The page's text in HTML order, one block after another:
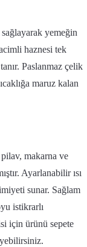
sağlayarak yemeğin
haznesi tek
Paslanmaz çelik
maruz kalan
makarna ve
Ayarlanabilir ısı
sunar. Sağlam
istikrarlı
için ürünü sepete